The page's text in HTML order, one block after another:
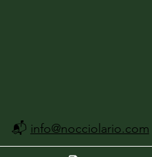
📬 info@nocciolario.com